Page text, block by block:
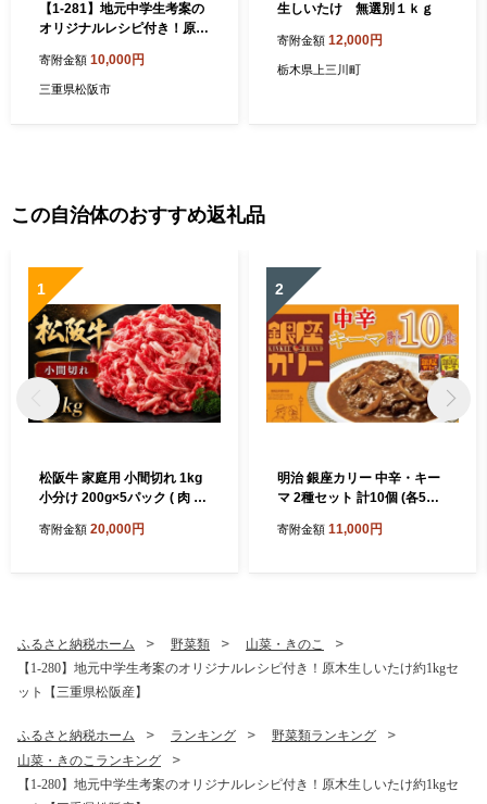
【1-281】地元中学生考案の
オリジナルレシピ付き！原木
ット【三重県松阪産】
寄附金額 10,000円
三重県松阪市
生しいたけ 無選別１ｋｇ
寄附金額 12,000円
栃木県上三川町
この自治体のおすすめ返礼品
1
松阪牛 家庭用 小間切れ 1kg
小分け 200g×5パック ( 肉 牛
牛 松阪牛 松坂牛 小間切れ こ
県 松阪市 松阪牛 2万円 ) 【0
02361A】
寄附金額 20,000円
2
明治 銀座カリー 中辛・キー
マ 2種セット 計10個 (各5個)
レー 明治 銀座カリー 中辛 キ
1-26】
寄附金額 11,000円
ふるさと納税ホーム 野菜類
山菜・きのこ
【1-280】地元中学生考案のオリジナルレシピ付き！原木生しいたけ約1kgセ
ット【三重県松阪産】
ふるさと納税ホーム ランキング
野菜類ランキング
山菜・きのこランキング
【1-280】地元中学生考案のオリジナルレシピ付き！原木生しいたけ約1kgセ